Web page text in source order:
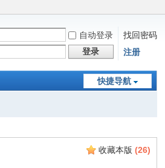
自动登录
找回密码
登录 注册
快捷导航
收藏本版 (26)